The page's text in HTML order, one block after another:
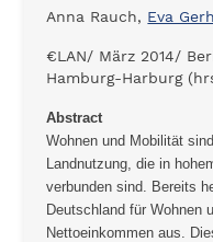
Anna Rauch, Eva
€LAN/ März 2014/
Hamburg-Harburg
Abstract
Wohnen und Mobilität
Landnutzung, die in
verbunden sind. Bereits
Deutschland für Wohnen
Nettoeinkommen aus.